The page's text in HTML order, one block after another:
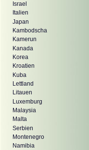
Israel
Italien
Japan
Kambodscha
Kamerun
Kanada
Korea
Kroatien
Kuba
Lettland
Litauen
Luxemburg
Malaysia
Malta
Serbien
Montenegro
Namibia